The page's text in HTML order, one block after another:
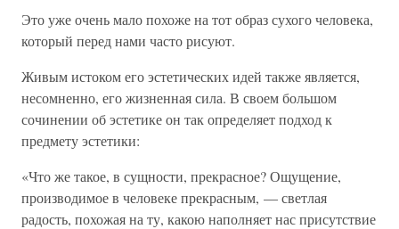
Это уже очень мало похоже на тот образ сухого человека,
который перед нами часто рисуют.
Живым истоком его эстетических идей также является,
несомненно, его жизненная сила. В своем большом
сочинении об эстетике он так определяет подход к
предмету эстетики:
«Что же такое, в сущности, прекрасное? Ощущение,
производимое в человеке прекрасным, — светлая
радость, похожая на ту, какою наполняет нас присутствие